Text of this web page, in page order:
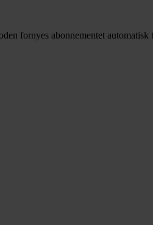
fornyes abonnementet